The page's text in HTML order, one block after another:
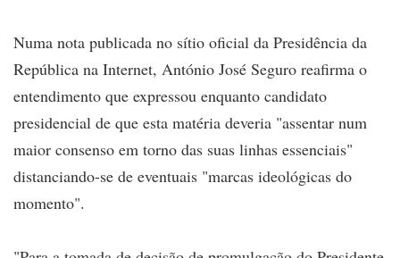
Numa nota publicada no sítio oficial da Presidência da
República na Internet, António José Seguro reafirma o
entendimento que expressou enquanto candidato
presidencial de que esta matéria deveria "assentar num
maior consenso em torno das suas linhas essenciais"
distanciando-se de eventuais "marcas ideológicas do
momento".